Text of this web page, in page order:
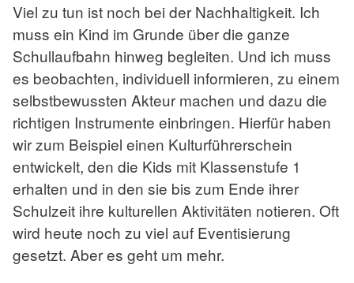
Viel zu tun ist noch bei der Nachhaltigkeit. Ich
muss ein Kind im Grunde über die ganze
Schullaufbahn hinweg begleiten. Und ich muss
es beobachten, individuell informieren, zu einem
selbstbewussten Akteur machen und dazu die
richtigen Instrumente einbringen. Hierfür haben
wir zum Beispiel einen Kulturführerschein
entwickelt, den die Kids mit Klassenstufe 1
erhalten und in den sie bis zum Ende ihrer
Schulzeit ihre kulturellen Aktivitäten notieren. Oft
wird heute noch zu viel auf Eventisierung
gesetzt. Aber es geht um mehr.